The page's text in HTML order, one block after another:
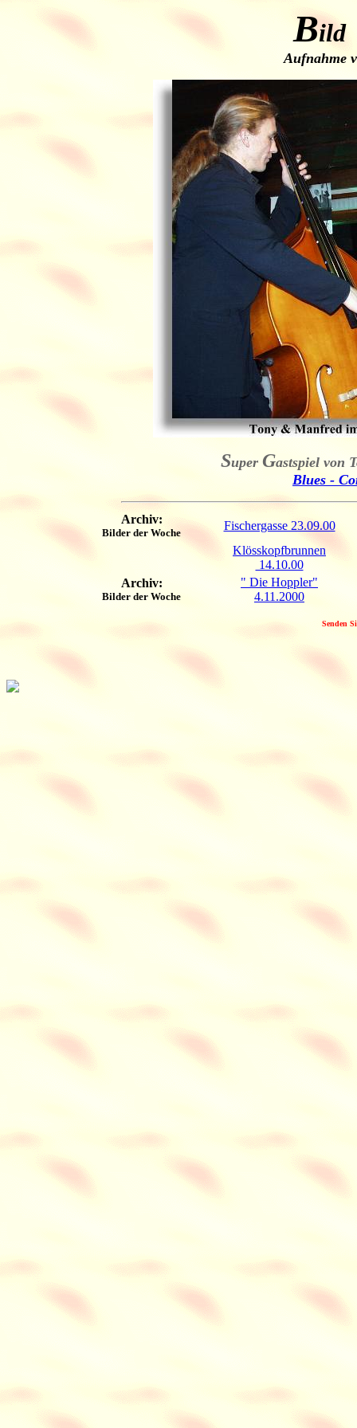
Bild
Aufnahme
Super Gastspiel von
Blues -
Archiv:
Bilder der Woche
Fischergasse 23.09.00
Klösskopfbrunnen
14.10.00
Archiv:
Bilder der Woche
" Die Hoppler"
4.11.2000
Senden